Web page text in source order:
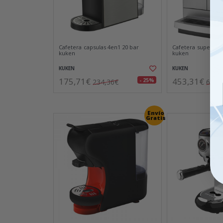
Cafetera capsulas 4en1 20 bar
kuken
KUKEN
175,71€ 234,36€ - 25%
Cafetera
kuken
KUKEN
453,31€
Envío
Gratis